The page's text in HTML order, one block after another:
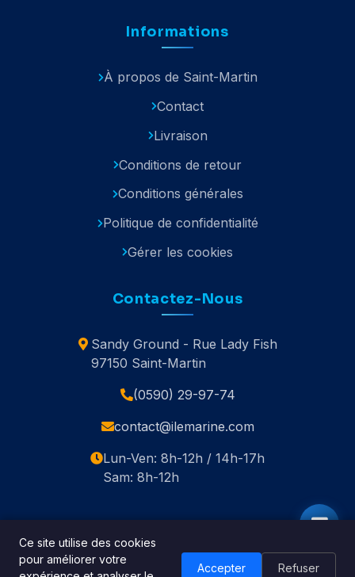
Informations
À propos de Saint-Martin
Contact
Livraison
Conditions de retour
Conditions générales
Politique de confidentialité
Gérer les cookies
Contactez-Nous
Sandy Ground - Rue Lady Fish
97150 Saint-Martin
(0590) 29-97-74
contact@ilemarine.com
Lun-Ven: 8h-12h / 14h-17h
Sam: 8h-12h
© 2020-2026 Île Marine. Tous droits réservés.
Ce site utilise des cookies
pour améliorer votre
Accepter Refuser